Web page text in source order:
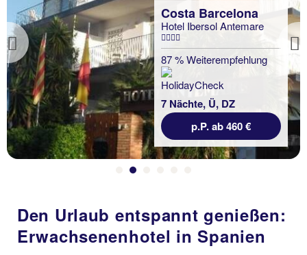
Previous
Costa Barcelona
Hotel Ibersol Antemare
87 % Weiterempfehlung
7 Nächte, Ü, DZ
p.P. ab 460 €
Den Urlaub entspannt genießen:
Erwachsenenhotel in Spanien